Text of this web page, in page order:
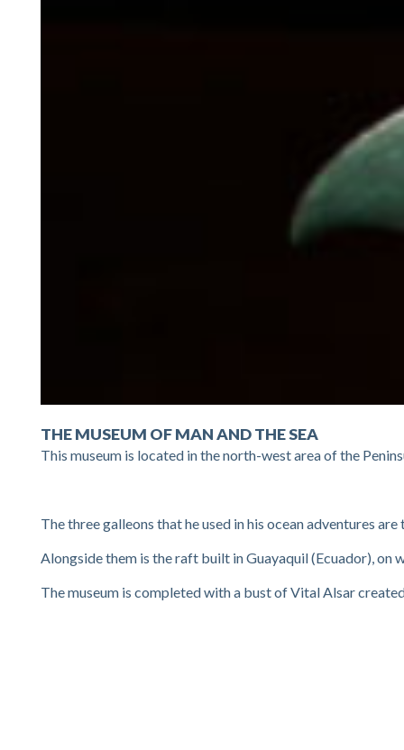
THE MUSEUM OF MAN AND THE SEA
This museum is located in the north-west area of the
The three galleons that he used in his ocean adventures
Alongside them is the raft built in Guayaquil (Ecuador), on
The museum is completed with a bust of Vital Alsar